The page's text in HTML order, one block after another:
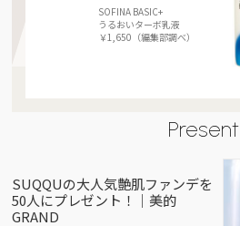
SOFINA BASIC+
うるおいターボ乳液
￥1,650（編集部調べ）
Present
SUQQUの大人気艶肌ファンデを
50人にプレゼント！｜美的
GRAND